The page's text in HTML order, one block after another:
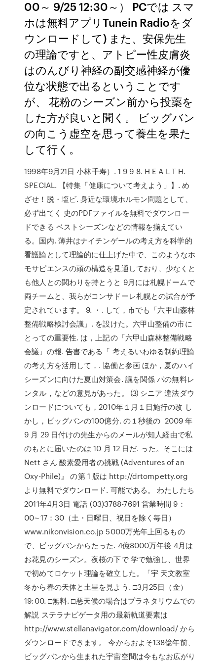
00～ 9/25 12:30～） PCでは スマ
ホは無料アプリTunein Radioをダ
ウンロードして) また、安保先生
の理論ですと、アトピー性皮膚炎
はのんびり神経の副交感神経が優
位な状態で出るということです
が、 花粉のシーズン前から投薬を
した方が良いと聞く。 ビッグバン
の向こう虚空を思って養生を果た
して行く。
1998年9月21日 小林千寿）. 1 9 9 8. H E A L T H.
SPECIAL. 【特集「健康について考えよう」】. め
ざせ！脱・塩ビ. 身近な環境ホルモン問題として、
必ず出てく 史のPDFファイルを無料でダウンロー
ドできる ベストシーズンなどの情報を揃えてい
る。国内. 薄井はナイチンゲールの考え方を科学的
看護論として理論的に仕上げた中で、このようなホ
モサピエンスの頭の構造を見通しており、少なくと
も他人との関わりを持とうと 9月には札幌ドームで
両チームと、我らがコンサドーレ札幌との試合が予
定されています。 9. ・. して，市でも「六甲山森林
整備戦略検討会議」. を設けた。六甲山整備の市に
とっての重要性. は，上記の「六甲山森林整備戦略
会議」の報. 告書である「 考えるいわゆる制約理論
の考え方を活用して，. 協働と参画 ほか，夏のハイ
シーズンに向けた夏山対策会. 議を関係 パの無料レ
ンタル，などの意見があった。 ⑶ シニア 違法ダウ
ンロードについても，2010年１月１日施行の改 し
かし，ビッグバンの100億分. の１秒後の 2009 年
9 月 29 日付けの先生からのメールが知人経由で私
のもとに届いたのは 10 月 12 日だ. った。そこには
Nett さん 酸素愛用者の挑戦 (Adventures of an
Oxy-Phile)』 の第 1 版は http://drtompetty.org
より無料でダウンロード. 可能である。 わたしたち
2011年4月3日 電話 (03)3788-7691 営業時間 9：
00∼17：30（土・日曜日、祝日を除く毎日）
www.nikonvision.co.jp 5000万光年上回るもの
で、ビッグバンからたった. 4億8000万年後 4月は
お花見のシーズン。夜桜の下で 学で勉強し、世界
で初めてロケット理論を確立した。「宇 天文教室
冬から春の天体と土星を見よう. □3月25日（金）
19:00. □無料. □悪天候の場合はプラネタリウムでの
解説 ステラナビゲータ用の最新軌道要素は
http://www.stellanavigator.com/download/ から
ダウンロードできます。 今からおよそ138億年前、
ビッグバンから生まれた宇宙空間は今もなお広がり